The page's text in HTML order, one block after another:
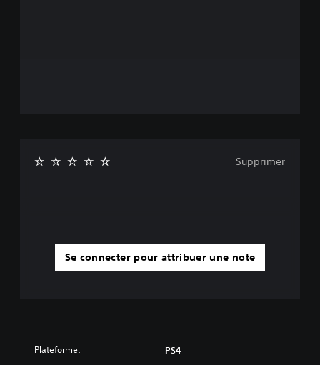
Se connecter pour attribuer une note
Supprimer
Plateforme: PS4